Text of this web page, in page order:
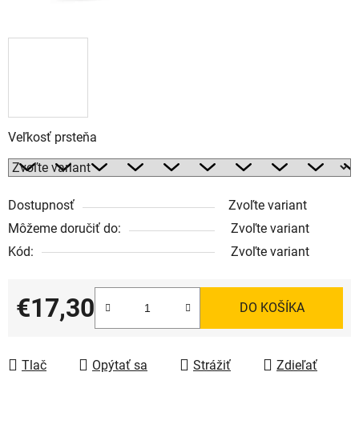
Veľkosť prsteňa
Dostupnosť
Zvoľte variant
Môžeme doručiť do:
Zvoľte variant
Kód:
Zvoľte variant
€17,30
Jednotková cena:
DO KOŠÍKA
Tlač Opýtať sa Strážiť Zdieľať